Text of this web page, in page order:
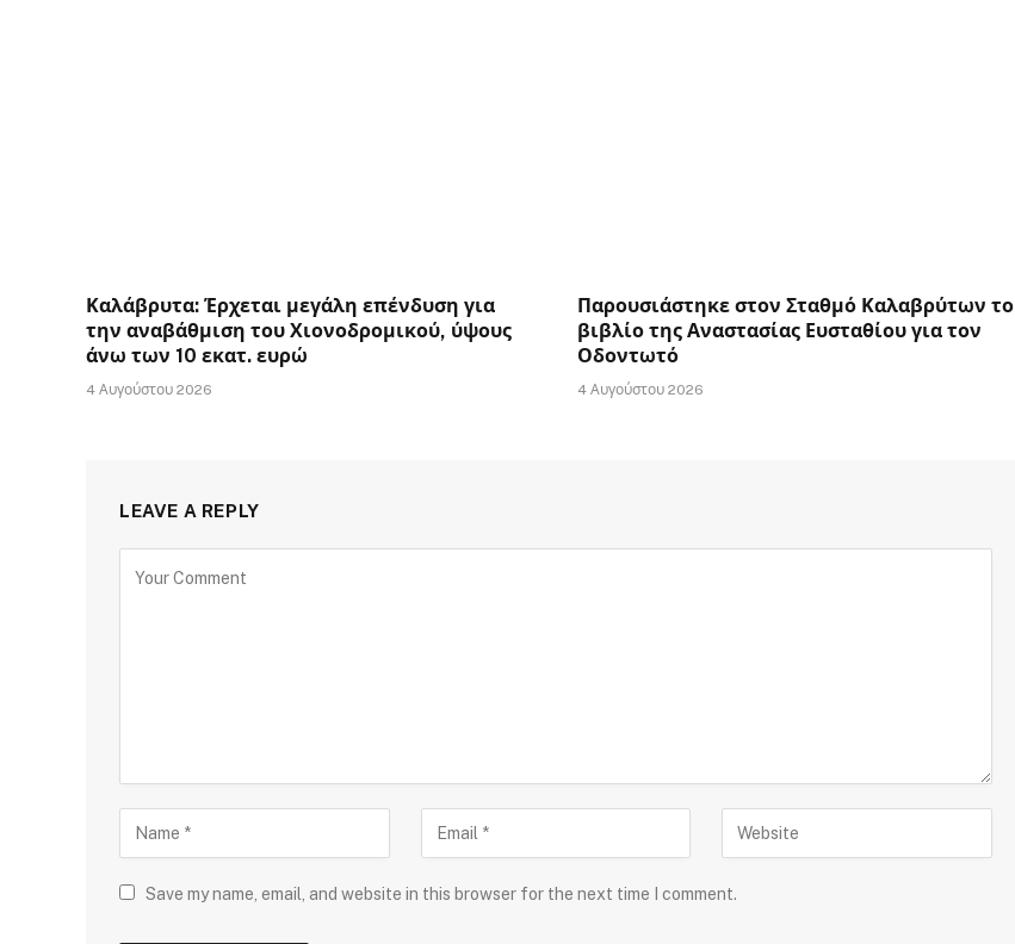
Καλάβρυτα: Έρχεται μεγάλη επένδυση για
την αναβάθμιση του Χιονοδρομικού, ύψους
άνω των 10 εκατ. ευρώ
4 Αυγούστου 2026
Παρουσιάστηκε στον Σταθμό Καλαβρύτων το
βιβλίο της Αναστασίας Ευσταθίου για τον
Οδοντωτό
4 Αυγούστου 2026
LEAVE A REPLY
Save my name, email, and website in this browser for the next time I comment.